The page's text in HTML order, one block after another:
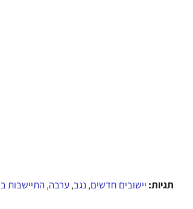
תגיות: יישובים חדשים, נגב, ערבה,התיישבות